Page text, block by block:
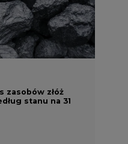
zasobów złóż
stanu na 31